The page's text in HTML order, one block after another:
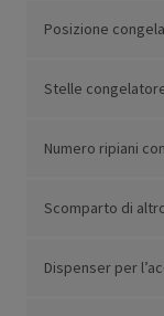
Posizione
Stelle
Numero ripiani
Scomparto di
Dispenser per